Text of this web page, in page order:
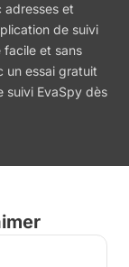
adresses et
de suivi
et sans
un essai gratuit
suivi EvaSpy dès